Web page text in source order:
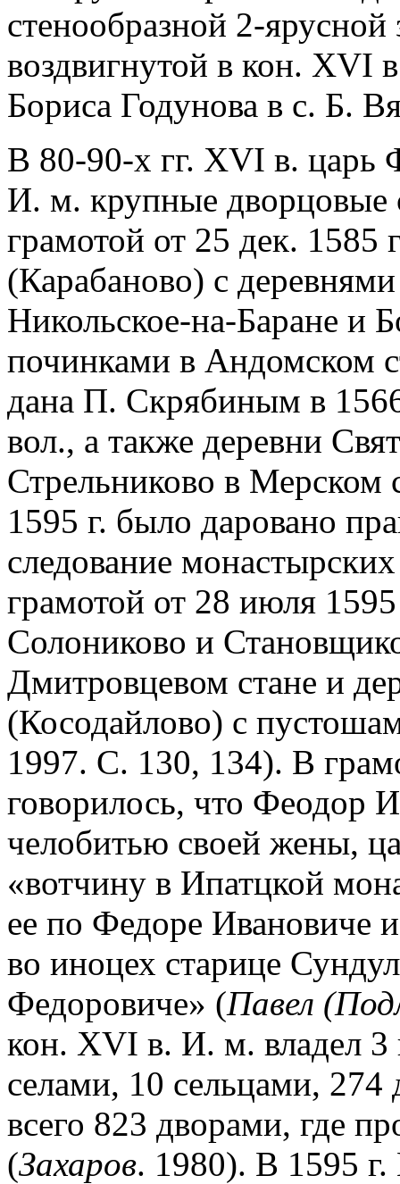
стенообразной 2-
воздвигнутой в кон. XVI
Бориса Годунова в с. Б.
В 80-90-х гг. XVI в. царь
И. м. крупные дворцовые
грамотой от 25 дек. 1585
(Карабаново) с
Никольское-на-Баране и
починками в Андомском
дана П. Скрябиным в
вол., а также деревни
Стрельниково в Мерском
1595 г. было даровано
следование
грамотой от 28 июля
Солониково и
Дмитровцевом стане и
(Косодайлово) с
1997. С. 130, 134). В
говорилось, что Феодор
челобитью своей жены,
«вотчину в Ипатцкой
ее по Федоре Ивановиче
во иноцех старице
Федоровиче» (Павел
кон. XVI в. И. м. владел 3
селами, 10 сельцами,
всего 823 дворами, где
(Захаров. 1980). В 1595